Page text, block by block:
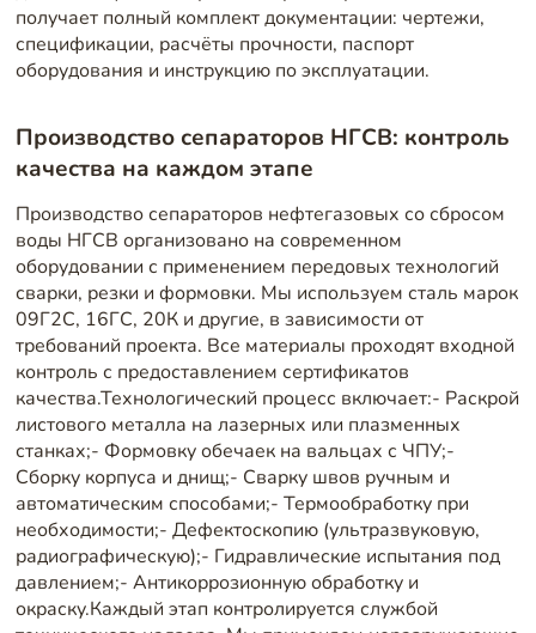
получает полный комплект документации: чертежи,
спецификации, расчёты прочности, паспорт
оборудования и инструкцию по эксплуатации.
Производство сепараторов НГСВ: контроль
качества на каждом этапе
Производство сепараторов нефтегазовых со сбросом
воды НГСВ организовано на современном
оборудовании с применением передовых технологий
сварки, резки и формовки. Мы используем сталь марок
09Г2С, 16ГС, 20К и другие, в зависимости от
требований проекта. Все материалы проходят входной
контроль с предоставлением сертификатов
качества.Технологический процесс включает:- Раскрой
листового металла на лазерных или плазменных
станках;- Формовку обечаек на вальцах с ЧПУ;-
Сборку корпуса и днищ;- Сварку швов ручным и
автоматическим способами;- Термообработку при
необходимости;- Дефектоскопию (ультразвуковую,
радиографическую);- Гидравлические испытания под
давлением;- Антикоррозионную обработку и
окраску.Каждый этап контролируется службой